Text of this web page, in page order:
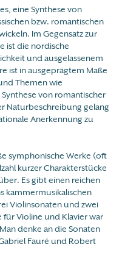
eine Synthese von
bzw. romantischen
Im Gegensatz zur
ist die nordische
und ausgelassenem
ist in ausgeprägtem Maße
Themen wie
von romantischer
Naturbeschreibung gelang
Anerkennung zu
symphonische Werke (oft
kurzer Charakterstücke
Es gibt einen reichen
kammermusikalischen
Violinsonaten und zwei
Violine und Klavier war
denke an die Sonaten
Fauré und Robert